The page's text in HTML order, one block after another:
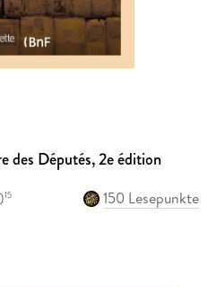
des Députés, 2e édition
)15
150 Lesepunkte